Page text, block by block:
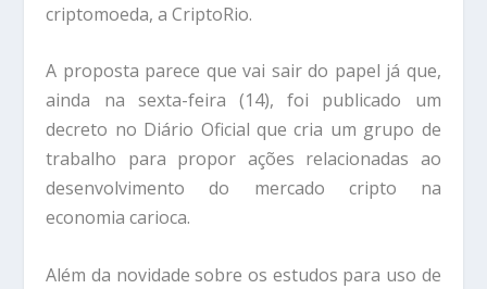
criptomoeda, a CriptoRio.
A proposta parece que vai sair do papel já que,
ainda na sexta-feira (14), foi publicado um
decreto no Diário Oficial que cria um grupo de
trabalho para propor ações relacionadas ao
desenvolvimento do mercado cripto na
economia carioca.
Além da novidade sobre os estudos para uso de